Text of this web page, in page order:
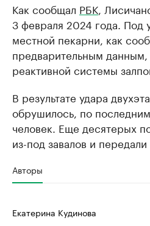
Как сообщал РБК ,
3 февраля 2024 года. Под
местной пекарни, как
предварительным
реактивной системы
В результате удара
обрушилось, по
человек. Еще десятерых
из-под завалов и
Авторы
Екатерина Кудинова